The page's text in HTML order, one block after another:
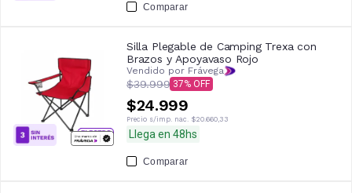
Comparar
Silla Plegable de Camping Trexa con
Brazos y Apoyavaso Rojo
Vendido por Frávega
$39.999 37
$24.999
Precio s/imp. nac. $20.660,33
Llega en 48hs
Comparar